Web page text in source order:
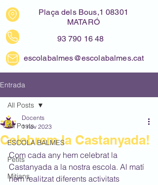
Plaça dels Bous,1 08301
MATARÓ
93 790 16 48
escolabalmes@escolabalmes.cat
Entrada
All Posts
ESCOLA BALMES
Petits
Mitjans
All Posts
Celebrem la Castanyada!
Docents
1 nov 2023
Com cada any hem celebrat la
Castanyada a la nostra escola. Al matí
hem realitzat diferents activitats